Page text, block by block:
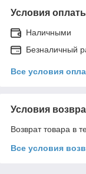
Условия
Наличными
Безналичный
Все условия
Условия
Возврат товара в
Все условия